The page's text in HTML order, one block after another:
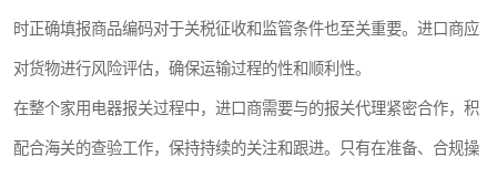
时正确填报商品编码对于关税征收和监管条件也至关重要。进口商应
对货物进行风险评估，确保运输过程的性和顺利性。
在整个家用电器报关过程中，进口商需要与的报关代理紧密合作，积
配合海关的查验工作，保持持续的关注和跟进。只有在准备、合规操